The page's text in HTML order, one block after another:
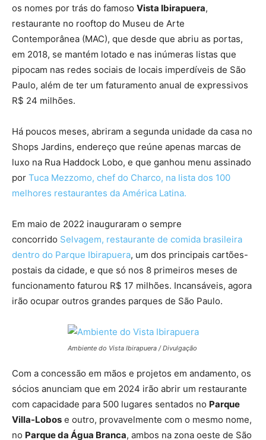
os nomes por trás do famoso Vista Ibirapuera,
restaurante no rooftop do Museu de Arte
Contemporânea (MAC), que desde que abriu as portas,
em 2018, se mantém lotado e nas inúmeras listas que
pipocam nas redes sociais de locais imperdíveis de São
Paulo, além de ter um faturamento anual de expressivos
R$ 24 milhões.
Há poucos meses, abriram a segunda unidade da casa no
Shops Jardins, endereço que reúne apenas marcas de
luxo na Rua Haddock Lobo, e que ganhou menu assinado
por Tuca Mezzomo, chef do Charco, na lista dos 100
melhores restaurantes da América Latina.
Em maio de 2022 inauguraram o sempre
concorrido Selvagem, restaurante de comida brasileira
dentro do Parque Ibirapuera, um dos principais cartões-
postais da cidade, e que só nos 8 primeiros meses de
funcionamento faturou R$ 17 milhões. Incansáveis, agora
irão ocupar outros grandes parques de São Paulo.
Ambiente do Vista Ibirapuera / Divulgação
Com a concessão em mãos e projetos em andamento, os
sócios anunciam que em 2024 irão abrir um restaurante
com capacidade para 500 lugares sentados no Parque
Villa-Lobos e outro, provavelmente com o mesmo nome,
no Parque da Água Branca, ambos na zona oeste de São